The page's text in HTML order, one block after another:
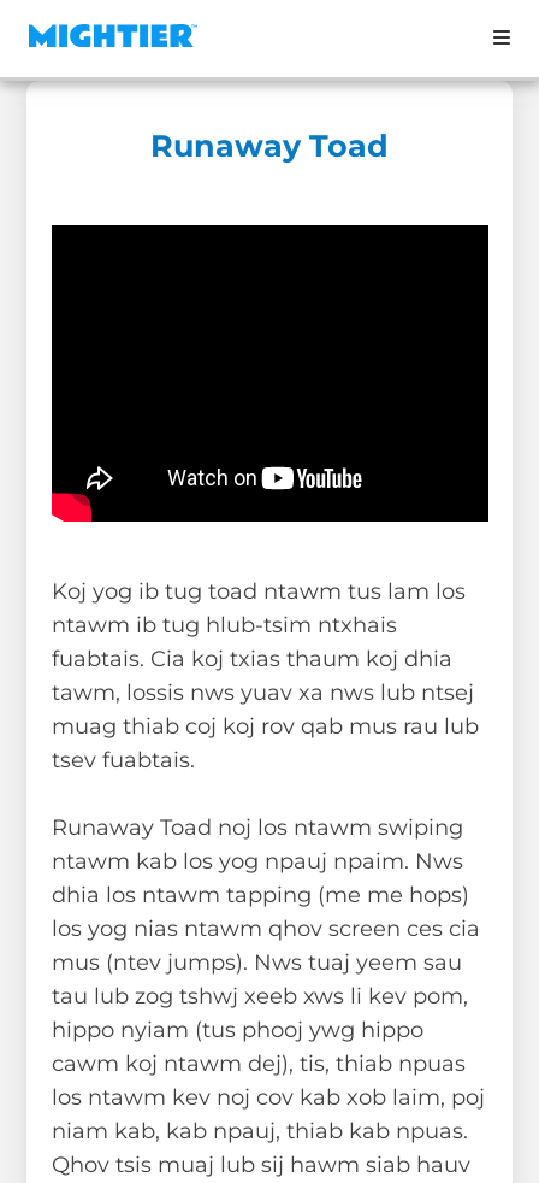
Runaway Toad
Koj yog ib tug toad ntawm tus lam los
ntawm ib tug hlub-tsim ntxhais
fuabtais. Cia koj txias thaum koj dhia
tawm, lossis nws yuav xa nws lub ntsej
muag thiab coj koj rov qab mus rau lub
tsev fuabtais.
Runaway Toad noj los ntawm swiping
ntawm kab los yog npauj npaim. Nws
dhia los ntawm tapping (me me hops)
los yog nias ntawm qhov screen ces cia
mus (ntev jumps). Nws tuaj yeem sau
tau lub zog tshwj xeeb xws li kev pom,
hippo nyiam (tus phooj ywg hippo
cawm koj ntawm dej), tis, thiab npuas
los ntawm kev noj cov kab xob laim, poj
niam kab, kab npauj, thiab kab npuas.
Qhov tsis muaj lub sij hawm siab hauv